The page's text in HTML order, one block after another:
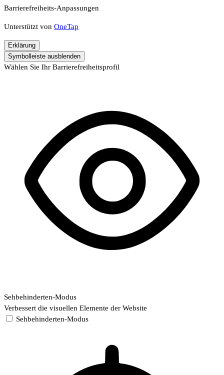
Barrierefreiheits-Anpassungen
Unterstützt von OneTap
Erklärung
Symbolleiste ausblenden
Wählen Sie Ihr Barrierefreiheitsprofil
Sehbehinderten-Modus
Verbessert die visuellen Elemente der Website
Sehbehinderten-Modus